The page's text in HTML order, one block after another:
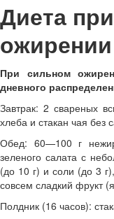
Диета
ожирении
При сильном
дневного
Завтрак: 2 свареных
хлеба и стакан чая без
Обед: 60—100 г
зеленого салата с
(до 10 г) и соли (до 3
совсем сладкий фрукт
Полдник (16 часов):